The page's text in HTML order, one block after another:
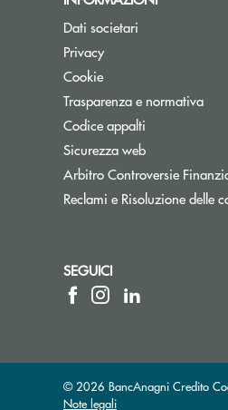
Dati societari
Privacy
Cookie
Trasparenza e normativa
Codice appalti
Sicurezza web
Arbitro Controversie
Reclami e Risoluzione delle
SEGUICI
© 2026 BancAnagni Credito
Note legali